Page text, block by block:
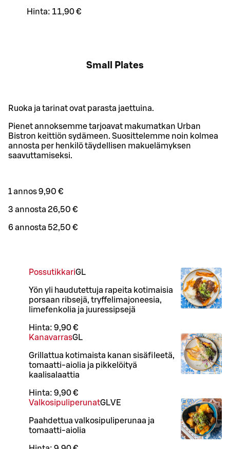
Hinta: 11,90 €
Small Plates
Ruoka ja tarinat ovat parasta jaettuina.
Pienet annoksemme tarjoavat makumatkan Urban
Bistron keittiön sydämeen. Suosittelemme noin kolmea
annosta per henkilö täydellisen makuelämyksen
saavuttamiseksi.
1 annos 9,90 €
3 annosta 26,50 €
6 annosta 52,50 €
PossutikkariGL
Yön yli haudutettuja rapeita kotimaisia
porsaan ribsejä, tryffelimajoneesia,
limefenkolia ja juuressipsejä
Hinta: 9,90 €
KanavarrasGL
Grillattua kotimaista kanan sisäfileetä,
tomaatti-aiolia ja pikkelöityä
kaalisalaattia
Hinta: 9,90 €
ValkosipuliperunatGLVE
Paahdettua valkosipuliperunaa ja
tomaatti-aiolia